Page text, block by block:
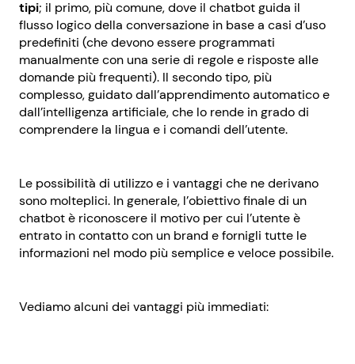
tipi; il primo, più comune, dove il chatbot guida il
flusso logico della conversazione in base a casi d’uso
predefiniti (che devono essere programmati
manualmente con una serie di regole e risposte alle
domande più frequenti). Il secondo tipo, più
complesso, guidato dall’apprendimento automatico e
dall’intelligenza artificiale, che lo rende in grado di
comprendere la lingua e i comandi dell’utente.
Le possibilità di utilizzo e i vantaggi che ne derivano
sono molteplici. In generale, l’obiettivo finale di un
chatbot è riconoscere il motivo per cui l’utente è
entrato in contatto con un brand e fornigli tutte le
informazioni nel modo più semplice e veloce possibile.
Vediamo alcuni dei vantaggi più immediati: